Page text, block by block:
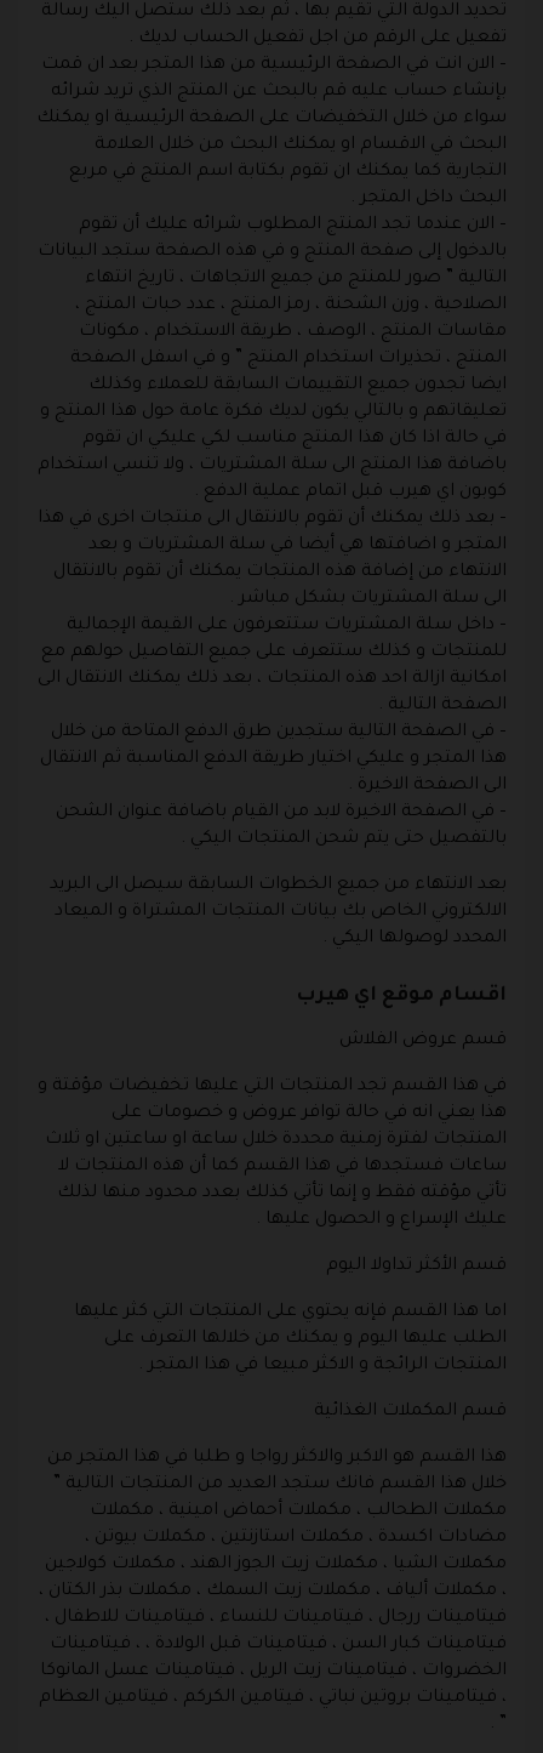
تحديد الدولة التي تقيم بها ، ثم بعد ذلك ستصل اليك رسالة
تفعيل على الرقم من اجل تفعيل الحساب لديك .
– الان انت في الصفحة الرئيسية من هذا المتجر بعد ان قمت
بإنشاء حساب عليه قم بالبحث عن المنتج الذي تريد شرائه
سواء من خلال التخفيضات على الصفحة الرئيسية او يمكنك
البحث في الاقسام او يمكنك البحث من خلال العلامة
التجارية كما يمكنك ان تقوم بكتابة اسم المنتج في مربع
البحث داخل المتجر .
– الان عندما تجد المنتج المطلوب شرائه عليك أن تقوم
بالدخول إلى صفحة المنتج و في هذه الصفحة ستجد البيانات
التالية ” صور للمنتج من جميع الاتجاهات ، تاريخ انتهاء
الصلاحية ، وزن الشحنة ، رمز المنتج ، عدد حبات المنتج ،
مقاسات المنتج ، الوصف ، طريقة الاستخدام ، مكونات
المنتج ، تحذيرات استخدام المنتج ” و في اسفل الصفحة
ايضا تجدون جميع التقييمات السابقة للعملاء وكذلك
تعليقاتهم و بالتالي يكون لديك فكرة عامة حول هذا المنتج و
في حالة اذا كان هذا المنتج مناسب لكي عليكي ان تقوم
باضافة هذا المنتج الى سلة المشتريات ، ولا تنسي استخدام
كوبون اي هيرب قبل اتمام عملية الدفع .
– بعد ذلك يمكنك أن تقوم بالانتقال الى منتجات اخرى في هذا
المتجر و اضافتها هي أيضا في سلة المشتريات و بعد
الانتهاء من إضافة هذه المنتجات يمكنك أن تقوم بالانتقال
الى سلة المشتريات بشكل مباشر .
– داخل سلة المشتريات ستتعرفون على القيمة الإجمالية
للمنتجات و كذلك ستتعرف على جميع التفاصيل حولهم مع
امكانية ازالة احد هذه المنتجات ، بعد ذلك يمكنك الانتقال الى
الصفحة التالية .
– في الصفحة التالية ستجدين طرق الدفع المتاحة من خلال
هذا المتجر و عليكي اختيار طريقة الدفع المناسبة ثم الانتقال
الى الصفحة الاخيرة .
– في الصفحة الاخيرة لابد من القيام باضافة عنوان الشحن
بالتفصيل حتى يتم شحن المنتجات اليكي .
بعد الانتهاء من جميع الخطوات السابقة سيصل الى البريد
الالكتروني الخاص بك بيانات المنتجات المشتراة و الميعاد
المحدد لوصولها اليكي .
اقسام موقع اي هيرب
قسم عروض الفلاش
في هذا القسم تجد المنتجات التي عليها تخفيضات مؤقتة و
هذا يعني انه في حالة توافر عروض و خصومات على
المنتجات لفترة زمنية محددة خلال ساعة او ساعتين او ثلاث
ساعات فستجدها في هذا القسم كما أن هذه المنتجات لا
تأتي مؤقته فقط و إنما تأتي كذلك بعدد محدود منها لذلك
عليك الإسراع و الحصول عليها .
قسم الأكثر تداولا اليوم
اما هذا القسم فإنه يحتوي على المنتجات التي كثر عليها
الطلب عليها اليوم و يمكنك من خلالها التعرف على
المنتجات الرائجة و الاكثر مبيعا في هذا المتجر .
قسم المكملات الغذائية
هذا القسم هو الاكبر والاكثر رواجا و طلبا في هذا المتجر من
خلال هذا القسم فانك ستجد العديد من المنتجات التالية ”
مكملات الطحالب ، مكملات أحماض امينية ، مكملات
مضادات اكسدة ، مكملات استازنتين ، مكملات بيوتن ،
مكملات الشيا ، مكملات زيت الجوز الهند ، مكملات كولاجين
، مكملات ألياف ، مكملات زيت السمك ، مكملات بذر الكتان ،
فيتامينات ررجال ، فيتامينات للنساء ، فيتامينات للاطفال ،
فيتامينات كبار السن ، فيتامينات قبل الولادة ، ، فيتامينات
الخضروات ، فيتامينات زيت الريل ، فيتامينات عسل المانوكا
، فيتامينات بروتين نباتي ، فيتامين الكركم ، فيتامين العظام
” .